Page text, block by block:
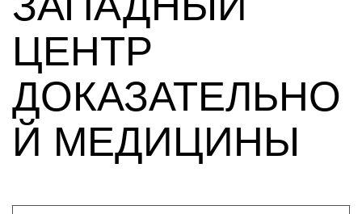
ЦЕНТР
ДОКАЗАТЕЛЬНО
Й МЕДИЦИНЫ